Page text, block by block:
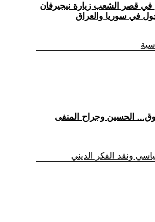
في قصر الشعب زيارة نيجيرفان
في سوريا والعراق
الحسين وجراح المنفى
ونقد الفكر الديني